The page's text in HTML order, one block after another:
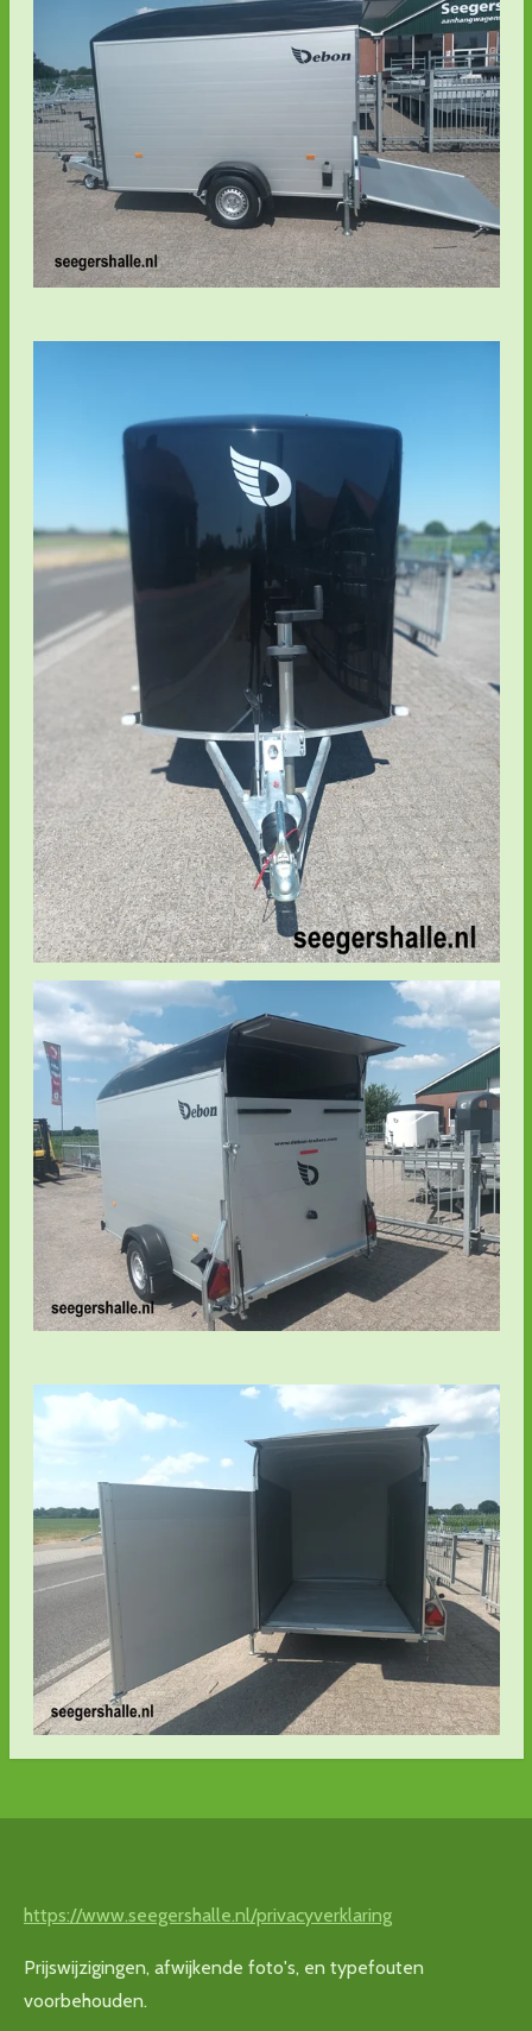
https://www.seegershalle.nl/privacyverklaring
Prijswijzigingen, afwijkende foto's, en typefouten
voorbehouden.